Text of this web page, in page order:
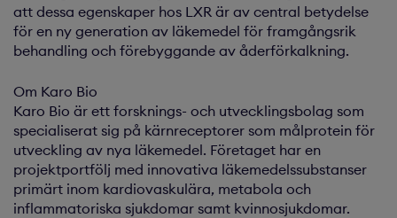
att dessa egenskaper hos LXR är av central betydelse
för en ny generation av läkemedel för framgångsrik
behandling och förebyggande av åderförkalkning.
Om Karo Bio
Karo Bio är ett forsknings- och utvecklingsbolag som
specialiserat sig på kärnreceptorer som målprotein för
utveckling av nya läkemedel. Företaget har en
projektportfölj med innovativa läkemedelssubstanser
primärt inom kardiovaskulära, metabola och
inflammatoriska sjukdomar samt kvinnosjukdomar.